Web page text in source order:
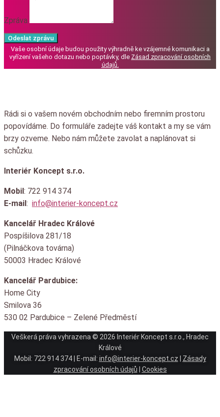
Zpráva
Odeslat zprávu
Vaše osobní údaje budou použity výhradně ke vzájemné komunikaci a
vyřízení vašeho dotazu nebo poptávky, dle Zásad zpracování osobních
údajů
Rádi si o vašem novém obchodním nebo firemním prostoru
popovídáme. Do formuláře zadejte váš kontakt a my se vám
brzy ozveme. Nebo nám můžete zavolat a naplánovat si
schůzku.
Interiér Koncept s.r.o.
Mobil: 722 914 374
E-mail: info@interier-koncept.cz
Kancelář Hradec Králové
Pospíšilova 281/18
(Pilnáčkova továrna)
50003 Hradec Králové
Kancelář Pardubice:
Home City
Smilova 36
530 02 Pardubice – Zelené Předměstí
Veškerá práva vyhrazena © 2026 Interiér Koncept s.r.o., Hradec
Králové
Mobil: 722 914 374 | E-mail: info@interier-koncept.cz
Zásady
zpracování osobních údajů
Cookies